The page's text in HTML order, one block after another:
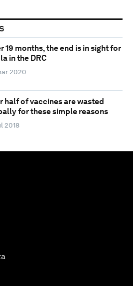
19 months, the end is in sight for
in the DRC
2020
half of vaccines are wasted
for these simple reasons
2018